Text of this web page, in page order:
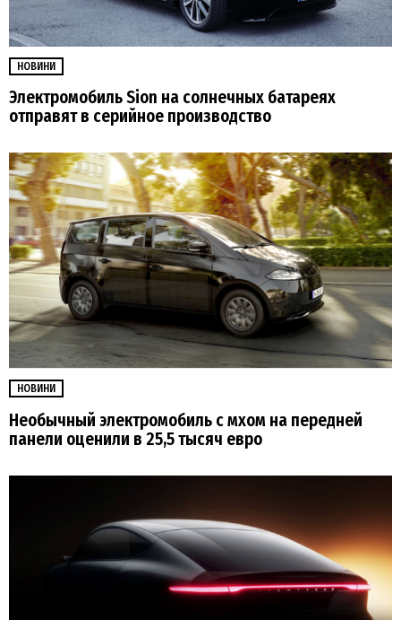
НОВИНИ
Электромобиль Sion на солнечных батареях
отправят в серийное производство
НОВИНИ
Необычный электромобиль с мхом на передней
панели оценили в 25,5 тысяч евро